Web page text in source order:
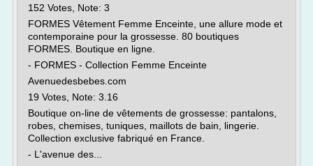
152 Votes, Note: 3
FORMES Vêtement Femme Enceinte, une allure mode et
contemporaine pour la grossesse. 80 boutiques
FORMES. Boutique en ligne.
- FORMES - Collection Femme Enceinte
Avenuedesbebes.com
19 Votes, Note: 3.16
Boutique on-line de vêtements de grossesse: pantalons,
robes, chemises, tuniques, maillots de bain, lingerie.
Collection exclusive fabriqué en France.
- L'avenue des...